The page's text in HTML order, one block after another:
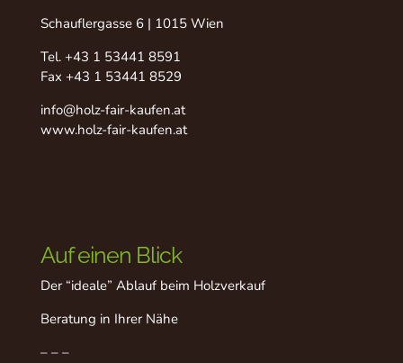
Schauflergasse 6 | 1015 Wien
Tel. +43 1 53441 8591
Fax +43 1 53441 8529
info@holz-fair-kaufen.at
www.holz-fair-kaufen.at
Auf einen Blick
Der “ideale” Ablauf beim Holzverkauf
Beratung in Ihrer Nähe
– – –